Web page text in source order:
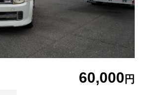
60,000 円